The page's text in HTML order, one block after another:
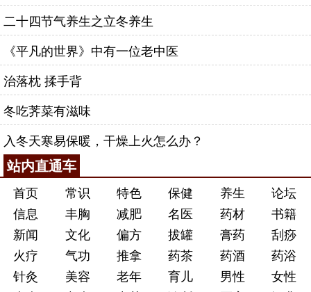
二十四节气养生之立冬养生
《平凡的世界》中有一位老中医
治落枕 揉手背
冬吃荠菜有滋味
入冬天寒易保暖，干燥上火怎么办？
站内直通车
首页 常识 特色 保健 养生
论坛
信息
丰胸 减肥 名医 药材
书籍
新闻
文化 偏方 拔罐 膏药
刮痧
火疗
气功 推拿 药茶 药酒
药浴
针灸
美容 老年 育儿 男性
女性